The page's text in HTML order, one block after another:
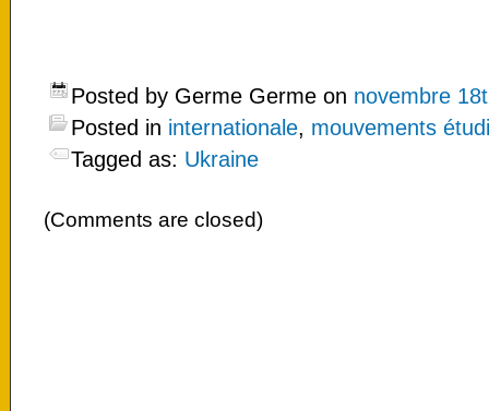
Posted by Germe Germe on novembre
Posted in internationale, mouvements
Tagged as: Ukraine
(Comments are closed)